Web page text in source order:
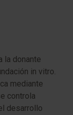
la donante
in vitro.
mediante
controla
desarrollo